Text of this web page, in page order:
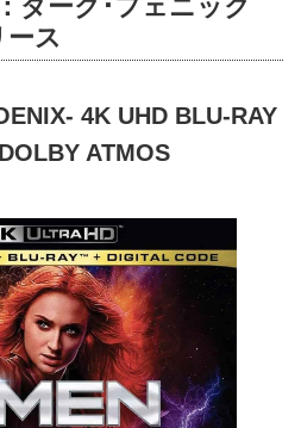
ダーク･フェニック
ース
4K UHD BLU-RAY
ATMOS